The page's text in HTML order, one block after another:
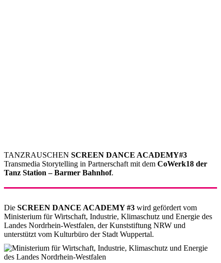
TANZRAUSCHEN SCREEN DANCE ACADEMY#3
Transmedia Storytelling in Partnerschaft mit dem CoWerk18 der
Tanz Station – Barmer Bahnhof.
Die SCREEN DANCE ACADEMY #3 wird gefördert vom
Ministerium für Wirtschaft, Industrie, Klimaschutz und Energie des
Landes Nordrhein-Westfalen, der Kunststiftung NRW und
unterstützt vom Kulturbüro der Stadt Wuppertal.